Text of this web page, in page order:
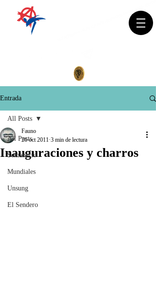
Entrada
All Posts
Semanario
Mundiales
Unsung
El Sendero
All Posts
Inauguraciones y charros
Fauno
26 oct 2011 3 min de lectura